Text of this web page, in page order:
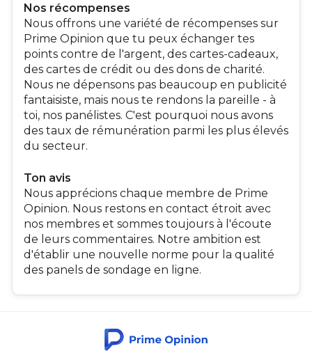
Nos récompenses
Nous offrons une variété de récompenses sur
Prime Opinion que tu peux échanger tes
points contre de l'argent, des cartes-cadeaux,
des cartes de crédit ou des dons de charité.
Nous ne dépensons pas beaucoup en publicité
fantaisiste, mais nous te rendons la pareille - à
toi, nos panélistes. C'est pourquoi nous avons
des taux de rémunération parmi les plus élevés
du secteur.
Ton avis
Nous apprécions chaque membre de Prime
Opinion. Nous restons en contact étroit avec
nos membres et sommes toujours à l'écoute
de leurs commentaires. Notre ambition est
d'établir une nouvelle norme pour la qualité
des panels de sondage en ligne.